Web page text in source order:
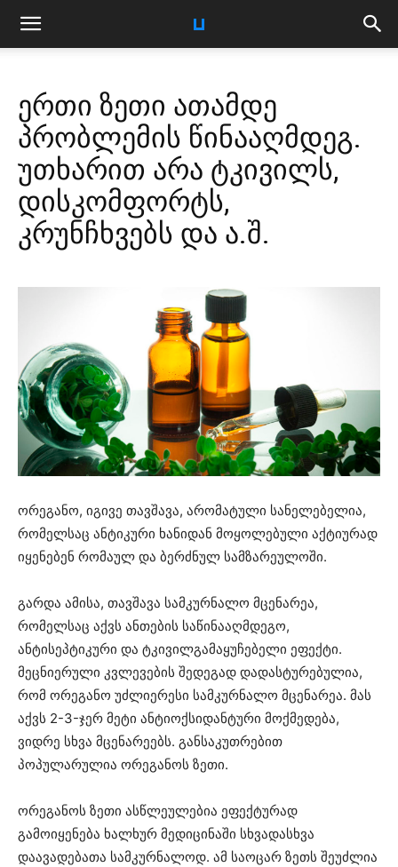
ერთი ზეთი ათამდე
პრობლემის წინააღმდეგ.
უთხარით არა ტკივილს,
დისკომფორტს,
კრუნჩხვებს და ა.შ.
ორეგანო, იგივე თავშავა, არომატული სანელებელია,
რომელსაც ანტიკური ხანიდან მოყოლებული აქტიურად
იყენებენ რომაულ და ბერძნულ სამზარეულოში.
გარდა ამისა, თავშავა სამკურნალო მცენარეა,
რომელსაც აქვს ანთების საწინააღმდეგო,
ანტისეპტიკური და ტკივილგამაყუჩებელი ეფექტი.
მეცნიერული კვლევების შედეგად დადასტურებულია,
რომ ორეგანო უძლიერესი სამკურნალო მცენარეა. მას
აქვს 2-3-ჯერ მეტი ანტიოქსიდანტური მოქმედება,
ვიდრე სხვა მცენარეებს. განსაკუთრებით
პოპულარულია ორეგანოს ზეთი.
ორეგანოს ზეთი ასწლეულებია ეფექტურად
გამოიყენება ხალხურ მედიცინაში სხვადასხვა
დაავადებათა სამკურნალოდ. ამ საოცარ ზეთს შეუძლია